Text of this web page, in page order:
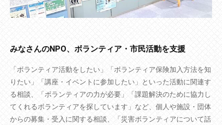
みなさんのNPO、ボランティア・市民活動を支援
「ボランティア活動をしたい」「ボランティア保険加入方法を知
りたい」「講座・イベントに参加したい」といった活動に関連す
る相談、「ボランティアの力が必要」「課題解決のために協力し
てくれるボランティアを探しています」など、個人や施設・団体
からの募集・受入に関する相談、「災害ボランティアについて話